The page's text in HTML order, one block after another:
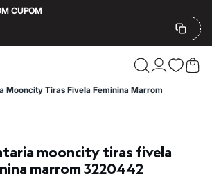
CUPOM
Mooncity Tiras Fivela Feminina Marrom
marrom 3220442